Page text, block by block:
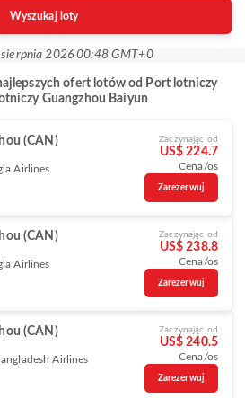
Wyszukaj loty
2026 00:48 GMT+0
ofert lotów od Port lotniczy
Guangzhou Baiyun
(CAN)
Airlines
Zaczynając od
US$ 224.7
Cena/os
Zarezerwuj
(CAN)
Airlines
Zaczynając od
US$ 238.8
Cena/os
Zarezerwuj
(CAN)
Airlines
Zaczynając od
US$ 240.5
Cena/os
Zarezerwuj